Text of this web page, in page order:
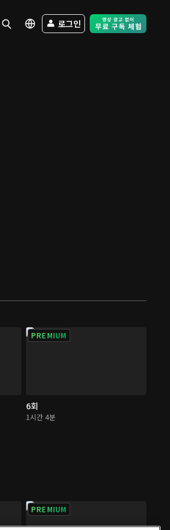
로그인 Free Trial -
PREMIUM
6회
1시간 4분
PREMIUM